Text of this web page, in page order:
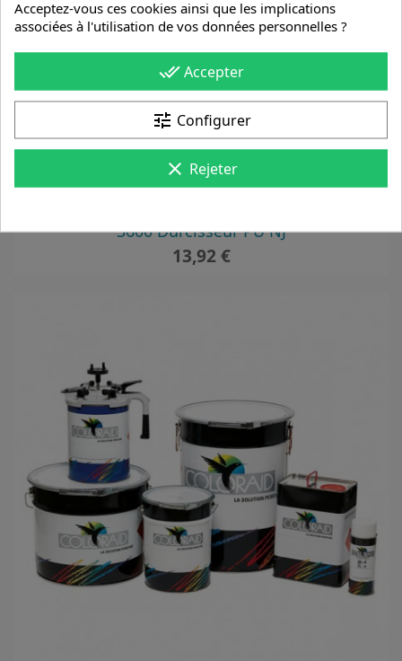
3600 Durcisseur PU NJ
Prix
13,92 €
Acceptez-vous ces cookies ainsi que les implications
associées à l'utilisation de vos données personnelles ?
done_all Accepter
tune Configurer
clear Rejeter